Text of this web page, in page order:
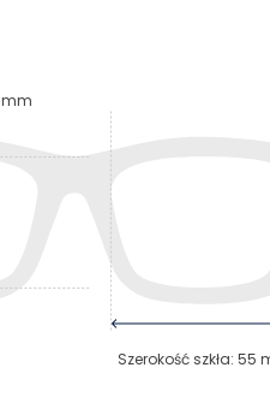
mm
Szerokość szkła: 55